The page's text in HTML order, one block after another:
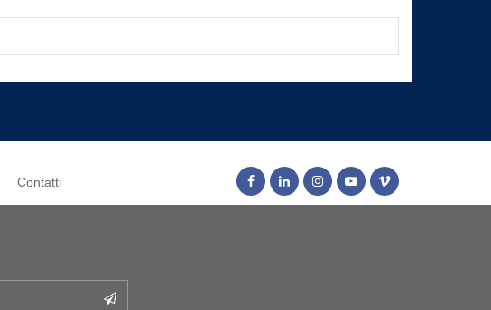
Contatti